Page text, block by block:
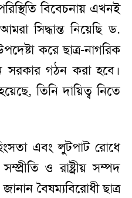
বিবেচনায় এখনই
সিদ্ধান্ত নিয়েছি ড.
করে ছাত্র-নাগরিক
সরকার গঠন করা হবে।
তিনি দায়িত্ব নিতে
এবং লুটপাট রোধে
ও রাষ্ট্রীয় সম্পদ
বৈষম্যবিরোধী ছাত্র